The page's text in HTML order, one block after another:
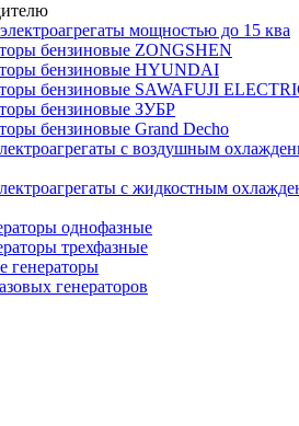
мощностью до 15 ква
бензиновые ZONGSHEN
бензиновые HYUNDAI
бензиновые SAWAFUJI
бензиновые ЗУБР
бензиновые Grand Decho
с воздушным
с жидкостным
однофазные
трехфазные
генераторы
генераторов